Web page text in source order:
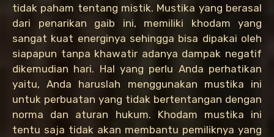
tidak paham tentang mistik. Mustika yang berasal
dari penarikan gaib ini, memiliki khodam yang
sangat kuat energinya sehingga bisa dipakai oleh
siapapun tanpa khawatir adanya dampak negatif
dikemudian hari. Hal yang perlu Anda perhatikan
yaitu, Anda haruslah menggunakan mustika ini
untuk perbuatan yang tidak bertentangan dengan
norma dan aturan hukum. Khodam mustika ini
tentu saja tidak akan membantu pemiliknya yang